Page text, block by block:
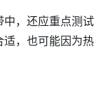
中，还应重点测试
适，也可能因为热